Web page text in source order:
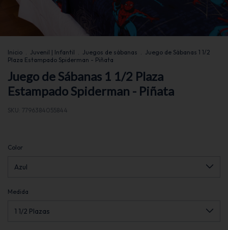
Inicio . Juvenil | Infantil . Juegos de sábanas . Juego de Sábanas 1 1/2
Plaza Estampado Spiderman - Piñata
Juego de Sábanas 1 1/2 Plaza
Estampado Spiderman - Piñata
SKU: 7796384055844
Color
Medida